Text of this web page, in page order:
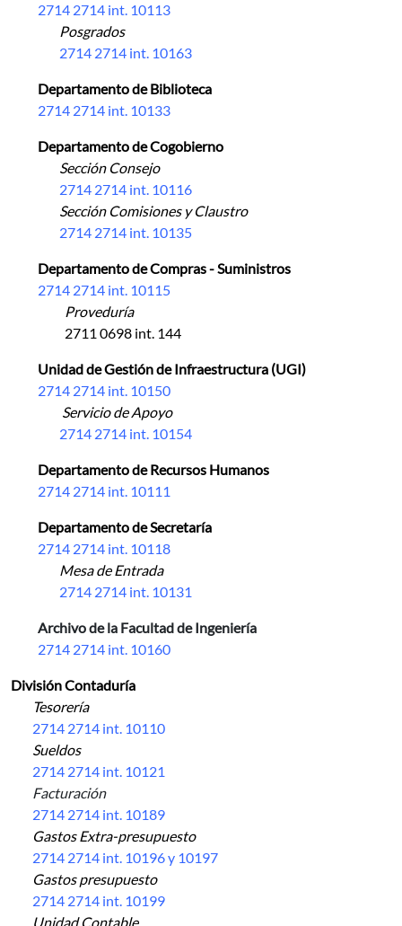
2714 2714 int. 10113
Posgrados
2714 2714 int. 10163
Departamento de Biblioteca
2714 2714 int. 10133
Departamento de Cogobierno
Sección Consejo
2714 2714 int. 10116
Sección Comisiones y Claustro
2714 2714 int. 10135
Departamento de Compras - Suministros
2714 2714 int. 10115
Proveduría
2711 0698 int. 144
Unidad de Gestión de Infraestructura (UGI)
2714 2714 int. 10150
Servicio de Apoyo
2714 2714 int. 10154
Departamento de Recursos Humanos
2714 2714 int. 10111
Departamento de Secretaría
2714 2714 int. 10118
Mesa de Entrada
2714 2714 int. 10131
Archivo de la Facultad de Ingeniería
2714 2714 int. 10160
División Contaduría
Tesorería
2714 2714 int. 10110
Sueldos
2714 2714 int. 10121
Facturación
2714 2714 int. 10189
Gastos Extra-presupuesto
2714 2714 int. 10196 y 10197
Gastos presupuesto
2714 2714 int. 10199
Unidad Contable